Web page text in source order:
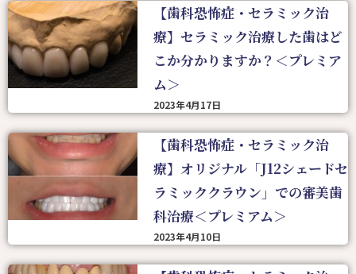
【歯科恐怖症・セラミック治
療】セラミック治療した歯はど
こか分かりますか？＜プレミア
ム＞
2023年4月17日
【歯科恐怖症・セラミック治
療】オリジナル「J12シェードセ
ラミッククラウン」での審美歯
科治療＜プレミアム＞
2023年4月10日